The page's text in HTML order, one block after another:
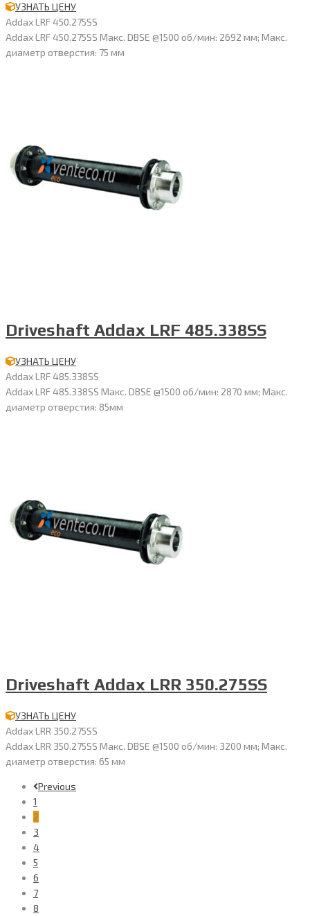
УЗНАТЬ ЦЕНУ
Addax LRF 450.275SS
Addax LRF 450.275SS Макс. DBSE @1500 об/мин: 2692 мм; Макс.
диаметр отверстия: 75 мм
Driveshaft Addax LRF 485.338SS
УЗНАТЬ ЦЕНУ
Addax LRF 485.338SS
Addax LRF 485.338SS Макс. DBSE @1500 об/мин: 2870 мм; Макс.
диаметр отверстия: 85мм
Driveshaft Addax LRR 350.275SS
УЗНАТЬ ЦЕНУ
Addax LRR 350.275SS
Addax LRR 350.275SS Макс. DBSE @1500 об/мин: 3200 мм; Макс.
диаметр отверстия: 65 мм
Previous
1
2
3
4
5
6
7
8